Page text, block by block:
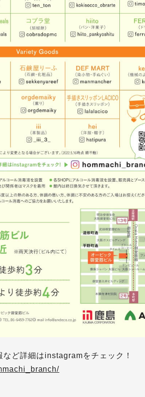
ど詳細はinstagramをチェック！